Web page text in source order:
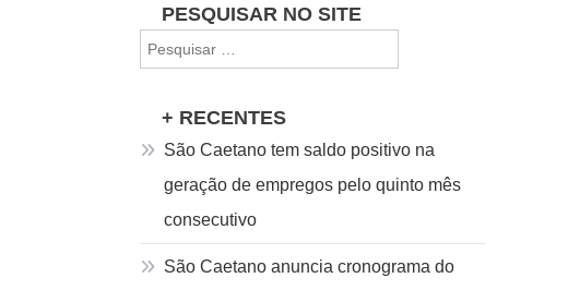
PESQUISAR NO SITE
por:
+ RECENTES
São Caetano tem saldo positivo na
geração de empregos pelo quinto mês
consecutivo
São Caetano anuncia cronograma do